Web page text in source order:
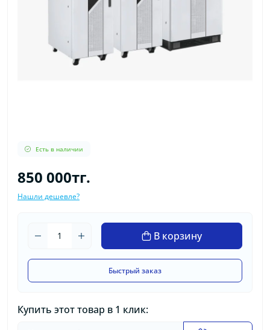
Есть в наличии
850 000тг.
Нашли дешевле?
В корзину
Быстрый заказ
Купить этот товар в 1 клик: